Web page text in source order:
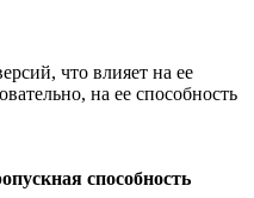
что влияет на ее
на ее способность
способность